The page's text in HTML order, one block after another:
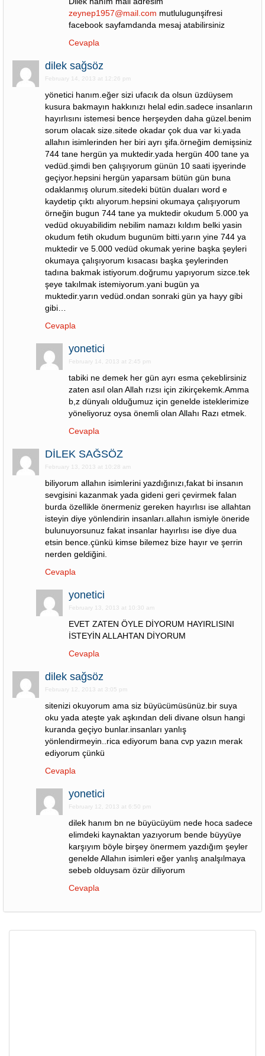
zeynep1957@mail.com mutlulugunşifresi
facebook sayfamdanda mesaj atabilirsiniz
Cevapla
dilek sağsöz
February 14, 2013 at 12:26 pm
yönetici hanım.eğer sizi ufacık da olsun üzdüysem
kusura bakmayın hakkınızı helal edin.sadece insanların
hayırlısını istemesi bence herşeyden daha güzel.benim
sorum olacak size.sitede okadar çok dua var ki.yada
allahın isimlerinden her biri ayrı şifa.örneğim demişsiniz
744 tane hergün ya muktedir.yada hergün 400 tane ya
vedüd.şimdi ben çalışıyorum günün 10 saati işyerinde
geçiyor.hepsini hergün yaparsam bütün gün buna
odaklanmış olurum.sitedeki bütün duaları word e
kaydetip çıktı alıyorum.hepsini okumaya çalışıyorum
örneğin bugun 744 tane ya muktedir okudum 5.000 ya
vedüd okuyabilidim nebilim namazı kıldım belki yasin
okudum fetih okudum bugunüm bitti.yarın yine 744 ya
muktedir ve 5.000 vedüd okumak yerine başka şeyleri
okumaya çalışıyorum kısacası başka şeylerinden
tadına bakmak istiyorum.doğrumu yapıyorum sizce.tek
şeye takılmak istemiyorum.yani bugün ya
muktedir.yarın vedüd.ondan sonraki gün ya hayy gibi
gibi…
Cevapla
yonetici
February 14, 2013 at 2:45 pm
tabiki ne demek her gün ayrı esma çekeblirsiniz
zaten asıl olan Allah rızsı için zikirçekemk.Amma
b,z dünyalı olduğumuz için genelde isteklerimize
yöneliyoruz oysa önemli olan Allahı Razı etmek.
Cevapla
DİLEK SAĞSÖZ
February 13, 2013 at 10:28 am
biliyorum allahın isimlerini yazdığınızı,fakat bi insanın
sevgisini kazanmak yada gideni geri çevirmek falan
burda özellikle önermeniz gereken hayırlısı ise allahtan
isteyin diye yönlendirin insanları.allahın ismiyle öneride
bulunuyorsunuz fakat insanlar hayırlısı ise diye dua
etsin bence.çünkü kimse bilemez bize hayır ve şerrin
nerden geldiğini.
Cevapla
yonetici
February 13, 2013 at 10:30 am
EVET ZATEN ÖYLE DİYORUM HAYIRLISINI
İSTEYİN ALLAHTAN DİYORUM
Cevapla
dilek sağsöz
February 12, 2013 at 3:05 pm
sitenizi okuyorum ama siz büyücümüsünüz.bir suya
oku yada ateşte yak aşkından deli divane olsun hangi
kuranda geçiyo bunlar.insanları yanlış
yönlendirmeyin..rica ediyorum bana cvp yazın merak
ediyorum çünkü
Cevapla
yonetici
February 12, 2013 at 6:50 pm
dilek hanım bn ne büyücüyüm nede hoca sadece
elimdeki kaynaktan yazıyorum bende büyyüye
karşıyım böyle birşey önermem yazdığım şeyler
genelde Allahın isimleri eğer yanlış analşılmaya
sebeb olduysam özür diliyorum
Cevapla